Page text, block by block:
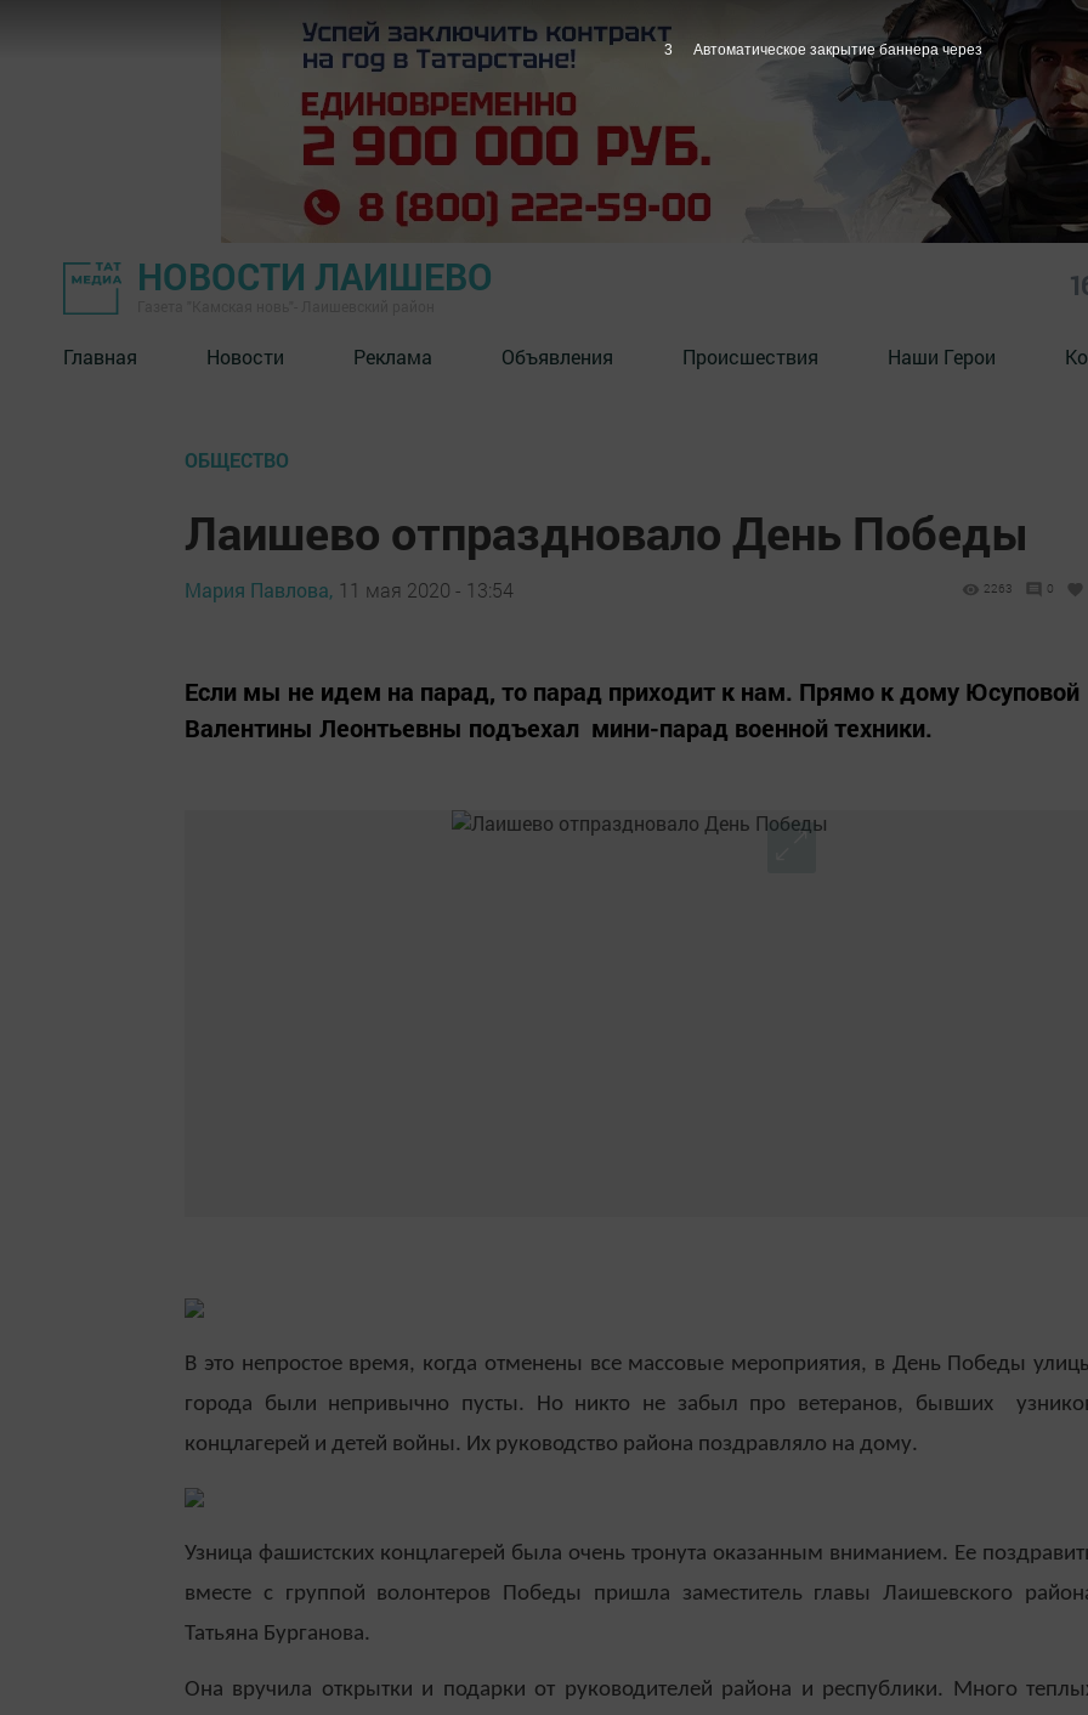
НОВОСТИ ЛАИШЕВО
Главная Новости Реклама Объявления Происшествия Наши Герои
ОБЩЕСТВО
Лаишево отпраздновало День Победы
Мария Павлова, 11 мая 2020 - 13:54 2263 0
Если мы не идем на парад, то парад приходит к нам. Прямо к дому Юсуповой
Валентины Леонтьевны подъехал мини-парад военной техники.
В это непростое время, когда отменены все массовые мероприятия, в День Победы
города были непривычно пусты. Но никто не забыл про ветеранов, бывших
концлагерей и детей войны. Их руководство района поздравляло на дому.
Узница фашистских концлагерей была очень тронута оказанным вниманием. Ее
вместе с группой волонтеров Победы пришла заместитель главы Лаишевского
Татьяна Бурганова.
Она вручила открытки и подарки от руководителей района и республики. Много
2 Автоматическое закрытие баннера через